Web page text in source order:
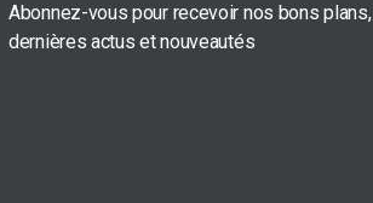
Abonnez-vous pour recevoir nos bons plans,
dernières actus et nouveautés